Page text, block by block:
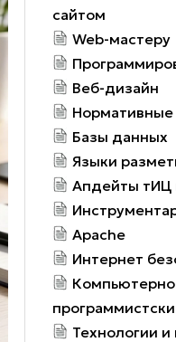
сайтом
Web-мастеру
Веб-дизайн
Базы данных
Языки
Апдейты тИЦ
Apache
Интернет
Технологии